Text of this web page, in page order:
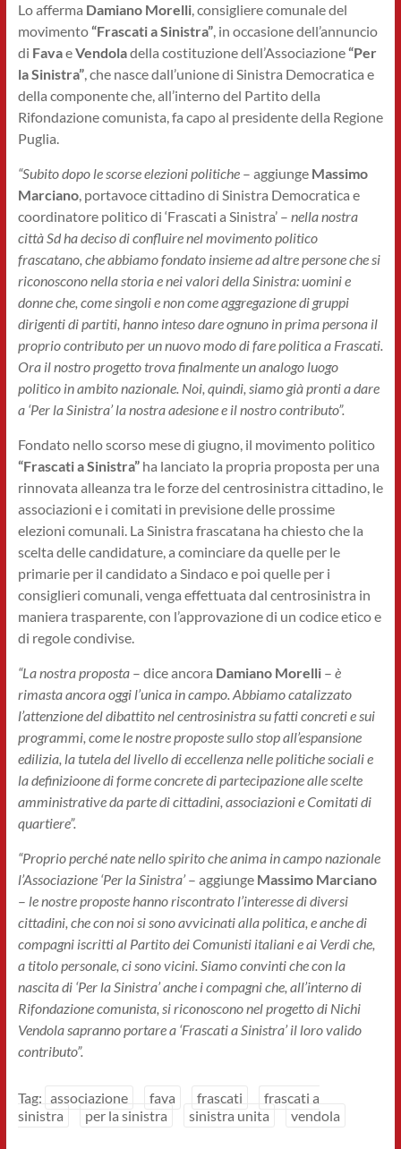
Lo afferma Damiano Morelli, consigliere comunale del
movimento“Frascati a Sinistra”, in occasione dell’annuncio
di FavaeVendoladella costituzione dell’Associazione“Per
la Sinistra”, che nasce dall’unione di Sinistra Democratica e
della componente che, all’interno del Partito della
Rifondazione comunista, fa capo al presidente della Regione
Puglia.
“Subito dopo le scorse elezioni politiche– aggiunge Massimo
Marciano, portavoce cittadino di Sinistra Democratica e
coordinatore politico di ‘Frascati a Sinistra’ – nella nostra
città Sd ha deciso di confluire nel movimento politico
frascatano, che abbiamo fondato insieme ad altre persone che si
riconoscono nella storia e nei valori della Sinistra: uomini e
donne che, come singoli e non come aggregazione di gruppi
dirigenti di partiti, hanno inteso dare ognuno in prima persona il
proprio contributo per un nuovo modo di fare politica a Frascati.
Ora il nostro progetto trova finalmente un analogo luogo
politico in ambito nazionale. Noi, quindi, siamo già pronti a dare
a ‘Per la Sinistra’ la nostra adesione e il nostro contributo”.
Fondato nello scorso mese di giugno, il movimento politico
“Frascati a Sinistra”ha lanciato la propria proposta per una
rinnovata alleanza tra le forze del centrosinistra cittadino, le
associazioni e i comitati in previsione delle prossime
elezioni comunali. La Sinistra frascatana ha chiesto che la
scelta delle candidature, a cominciare da quelle per le
primarie per il candidato a Sindaco e poi quelle per i
consiglieri comunali, venga effettuata dal centrosinistra in
maniera trasparente, con l’approvazione di un codice etico e
di regole condivise.
“La nostra proposta – dice ancora Damiano Morelli– è
rimasta ancora oggi l’unica in campo. Abbiamo catalizzato
l’attenzione del dibattito nel centrosinistra su fatti concreti e sui
programmi, come le nostre proposte sullo stop all’espansione
edilizia, la tutela del livello di eccellenza nelle politiche sociali e
la definizioone di forme concrete di partecipazione alle scelte
amministrative da parte di cittadini, associazioni e Comitati di
quartiere”.
“Proprio perché nate nello spirito che anima in campo nazionale
l’Associazione ‘Per la Sinistra’– aggiunge Massimo Marciano
– le nostre proposte hanno riscontrato l’interesse di diversi
cittadini, che con noi si sono avvicinati alla politica, e anche di
compagni iscritti al Partito dei Comunisti italiani e ai Verdi che,
a titolo personale, ci sono vicini. Siamo convinti che con la
nascita di ‘Per la Sinistra’ anche i compagni che, all’interno di
Rifondazione comunista, si riconoscono nel progetto di Nichi
Vendola sapranno portare a ‘Frascati a Sinistra’ il loro valido
contributo”.
Tag: associazione fava frascati
frascati a
sinistra
per la sinistra sinistra unita vendola